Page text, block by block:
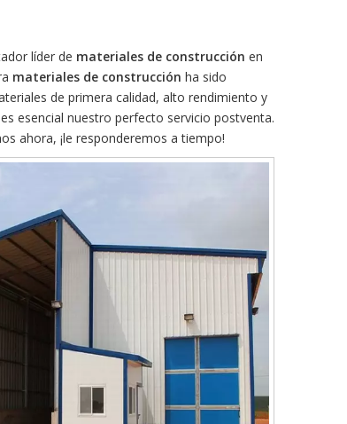
líder de materiales de construcción en
materiales de construcción ha sido
de primera calidad, alto rendimiento y
esencial nuestro perfecto servicio postventa.
ahora, ¡le responderemos a tiempo!